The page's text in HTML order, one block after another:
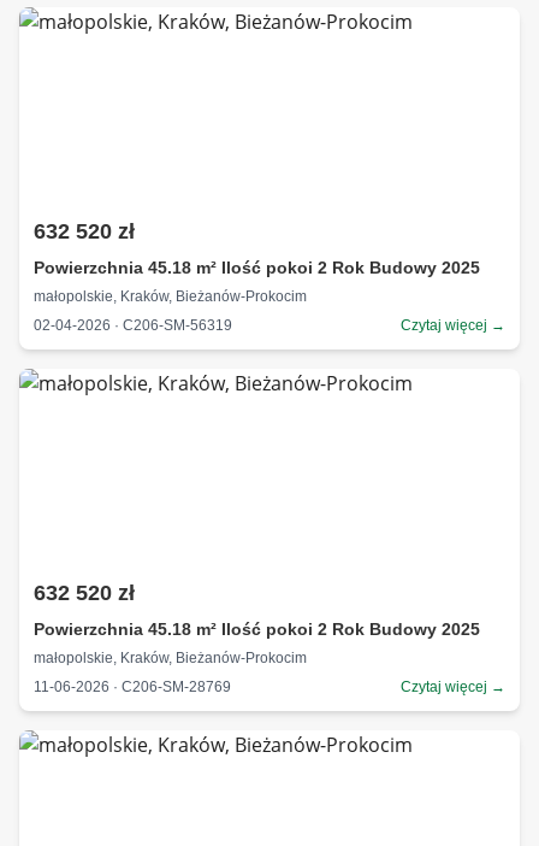
632 520 zł
Powierzchnia 45.18 m² Ilość pokoi 2 Rok Budowy 2025
małopolskie, Kraków, Bieżanów-Prokocim
02-04-2026 · C206-SM-56319
Czytaj więcej →
632 520 zł
Powierzchnia 45.18 m² Ilość pokoi 2 Rok Budowy 2025
małopolskie, Kraków, Bieżanów-Prokocim
11-06-2026 · C206-SM-28769
Czytaj więcej →